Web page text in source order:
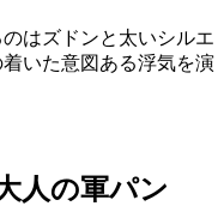
はズドンと太いシルエ
いた意図ある浮気を演
人の軍パン